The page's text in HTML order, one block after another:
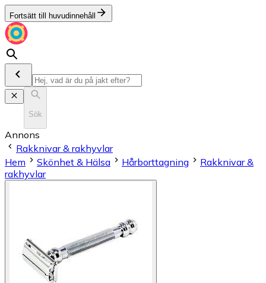
Fortsätt till huvudinnehåll
Sök
Annons
Rakknivar & rakhyvlar
Hem
Skönhet & Hälsa Hårborttagning
Rakknivar &
rakhyvlar